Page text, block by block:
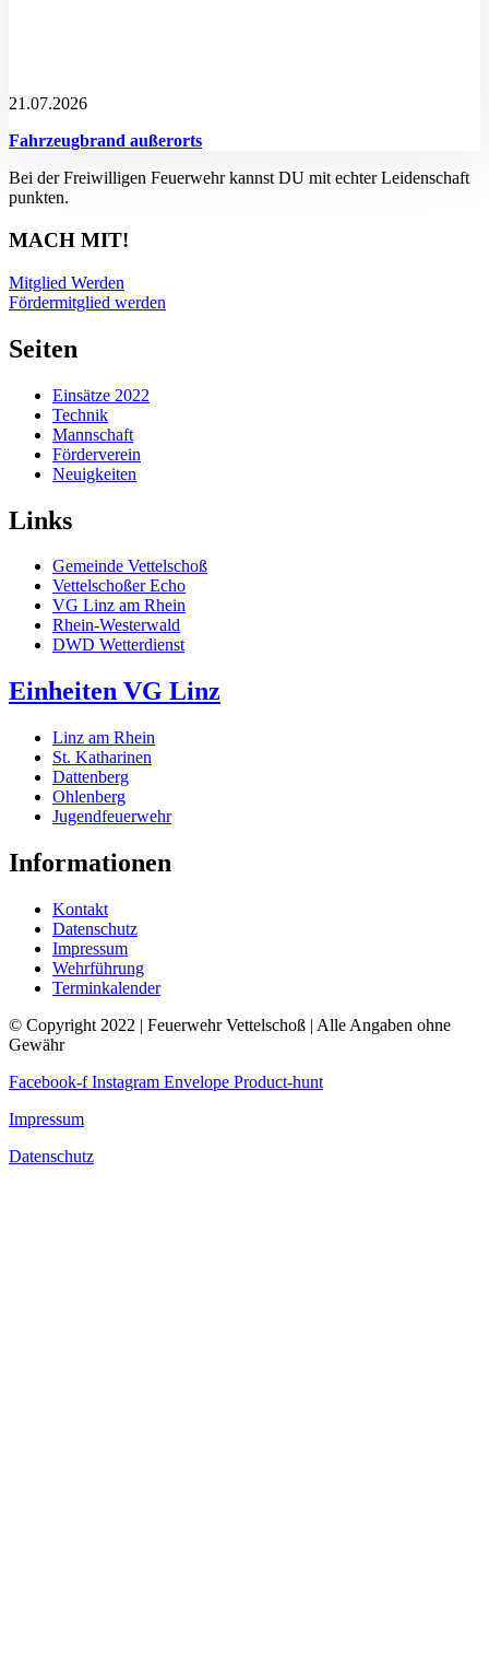
21.07.2026
Fahrzeugbrand außerorts
Bei der Freiwilligen Feuerwehr kannst DU mit echter Leidenschaft
punkten.
MACH MIT!
Mitglied Werden
Fördermitglied werden
Seiten
Einsätze 2022
Technik
Mannschaft
Förderverein
Neuigkeiten
Links
Gemeinde Vettelschoß
Vettelschoßer Echo
VG Linz am Rhein
Rhein-Westerwald
DWD Wetterdienst
Einheiten VG Linz
Linz am Rhein
St. Katharinen
Dattenberg
Ohlenberg
Jugendfeuerwehr
Informationen
Kontakt
Datenschutz
Impressum
Wehrführung
Terminkalender
© Copyright 2022 | Feuerwehr Vettelschoß | Alle Angaben ohne
Gewähr
Facebook-f Instagram Envelope Product-hunt
Impressum
Datenschutz